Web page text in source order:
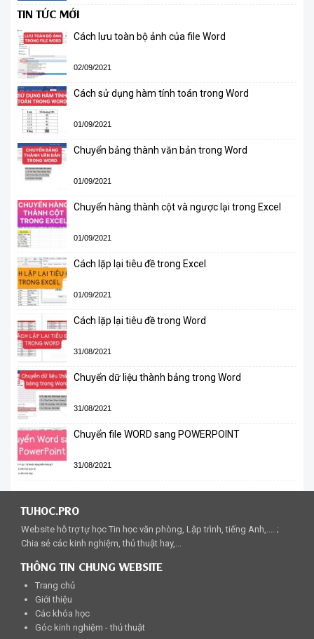
TIN TỨC MỚI
Cách lưu toàn bộ ảnh của file Word
02/09/2021
Cách sử dụng hàm tính toán trong Word
01/09/2021
Chuyển bảng thành văn bản trong Word
01/09/2021
Chuyển hàng thành cột và ngược lại trong Excel
01/09/2021
Cách lặp lại tiêu đề trong Excel
01/09/2021
Cách lặp lại tiêu đề trong Word
31/08/2021
Chuyển dữ liệu thành bảng trong Word
31/08/2021
Chuyển file WORD sang POWERPOINT
31/08/2021
TUHOC.PRO
Website hỗ trợ tự học Tin học văn phòng, Lập trình, tiếng Anh,.... ;
Chia sẻ các kinh nghiệm, thủ thuật hay,...
THÔNG TIN CHUNG WEBSITE
Trang chủ
Giới thiệu
Các khóa học
Góc kinh nghiệm - thủ thuật